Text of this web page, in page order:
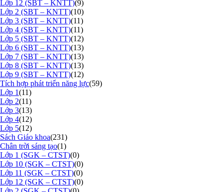
Lớp 12 (SBT – KNTT)(9)
Lớp 2 (SBT – KNTT)(10)
Lớp 3 (SBT – KNTT)(11)
Lớp 4 (SBT – KNTT)(11)
Lớp 5 (SBT – KNTT)(12)
Lớp 6 (SBT – KNTT)(13)
Lớp 7 (SBT – KNTT)(13)
Lớp 8 (SBT – KNTT)(13)
Lớp 9 (SBT – KNTT)(12)
Tích hợp phát triển năng lực(59)
Lớp 1(11)
Lớp 2(11)
Lớp 3(13)
Lớp 4(12)
Lớp 5(12)
Sách Giáo khoa(231)
Chân trời sáng tạo(1)
Lớp 1 (SGK – CTST)(0)
Lớp 10 (SGK – CTST)(0)
Lớp 11 (SGK – CTST)(0)
Lớp 12 (SGK – CTST)(0)